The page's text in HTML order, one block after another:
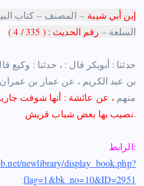
إبن أبي شيبة – المصنف – كتاب
السلعة – رقم الحديث : ( 335 / 4 )
بن عبد الكريم ، عن عمار بن
منهم ، عن عائشة : أنها شوفت
نصيب بها بعض شباب قريش.
الرابط:
newlibrary/display_book.php?
flag=1&bk_no=10&ID=2951